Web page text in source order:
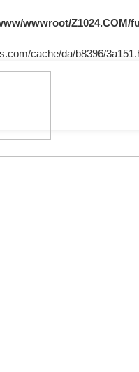
wwwroot/Z1024.COM/
cache/da/b8396/